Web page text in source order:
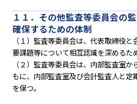
１１．その他監査等委員会の
確保するための体制
（１）監査等委員会は、代表取締役
要課題等について相互認識を深めるた
（２）監査等委員会は、内部監査室
もに、内部監査室及び会計監査人と
を保つ。